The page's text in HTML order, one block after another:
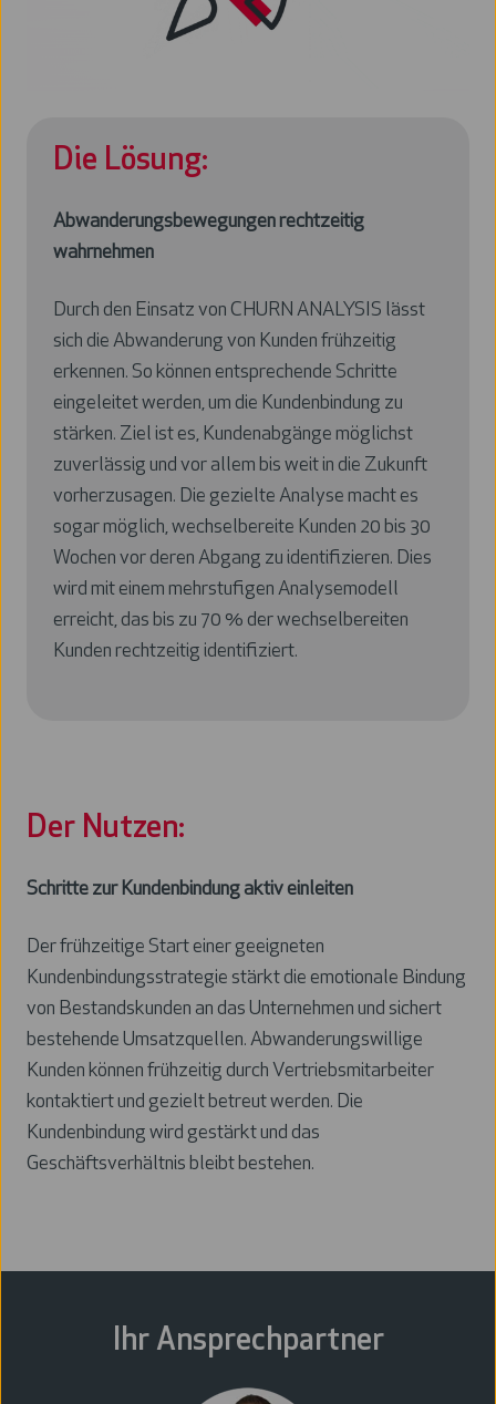
Die Lösung:
Abwanderungsbewegungen rechtzeitig
wahrnehmen
Durch den Einsatz von CHURN ANALYSIS lässt
sich die Abwanderung von Kunden frühzeitig
erkennen. So können entsprechende Schritte
eingeleitet werden, um die Kundenbindung zu
stärken. Ziel ist es, Kundenabgänge möglichst
zuverlässig und vor allem bis weit in die Zukunft
vorherzusagen. Die gezielte Analyse macht es
sogar möglich, wechselbereite Kunden 20 bis 30
Wochen vor deren Abgang zu identifizieren. Dies
wird mit einem mehrstufigen Analysemodell
erreicht, das bis zu 70 % der wechselbereiten
Kunden rechtzeitig identifiziert.
Der Nutzen:
Schritte zur Kundenbindung aktiv einleiten
Der frühzeitige Start einer geeigneten
Kundenbindungsstrategie stärkt die emotionale Bindung
von Bestandskunden an das Unternehmen und sichert
bestehende Umsatzquellen. Abwanderungswillige
Kunden können frühzeitig durch Vertriebsmitarbeiter
kontaktiert und gezielt betreut werden. Die
Kundenbindung wird gestärkt und das
Geschäftsverhältnis bleibt bestehen.
Ihr Ansprechpartner